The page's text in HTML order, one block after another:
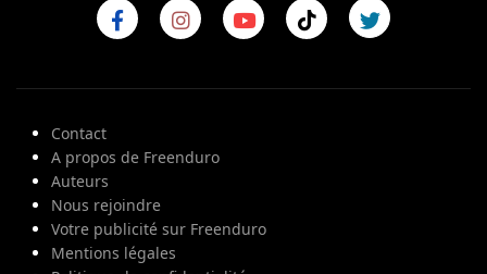
Contact
A propos de Freenduro
Auteurs
Nous rejoindre
Votre publicité sur Freenduro
Mentions légales